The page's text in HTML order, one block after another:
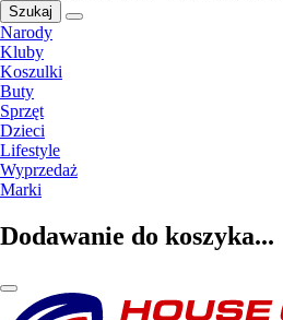
Szukaj
Narody
Kluby
Koszulki
Buty
Sprzęt
Dzieci
Lifestyle
Wyprzedaż
Marki
Dodawanie do koszyka...